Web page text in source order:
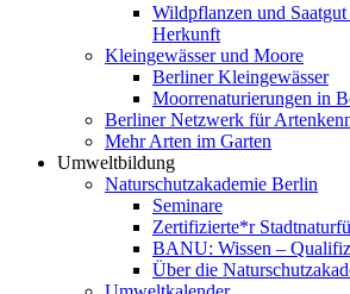
Wildpflanzen und Saatgut
Herkunft
Kleingewässer und Moore
Berliner Kleingewässer
Moorrenaturierungen in
Berliner Netzwerk für
Mehr Arten im Garten
Umweltbildung
Naturschutzakademie Berlin
Seminare
Zertifizierte*r
BANU: Wissen –
Über die